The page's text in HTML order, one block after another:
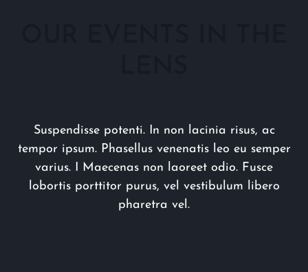
Suspendisse potenti. In non lacinia risus, ac
tempor ipsum. Phasellus venenatis leo eu semper
varius. I Maecenas non laoreet odio. Fusce
lobortis porttitor purus, vel vestibulum libero
pharetra vel.